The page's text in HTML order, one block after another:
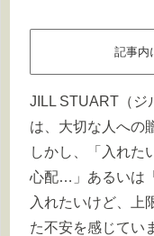
記事内
JILL STUART（ジ
は、大切な人への
しかし、「入れた
心配…」あるいは
入れたいけど、上
た不安を感じてい